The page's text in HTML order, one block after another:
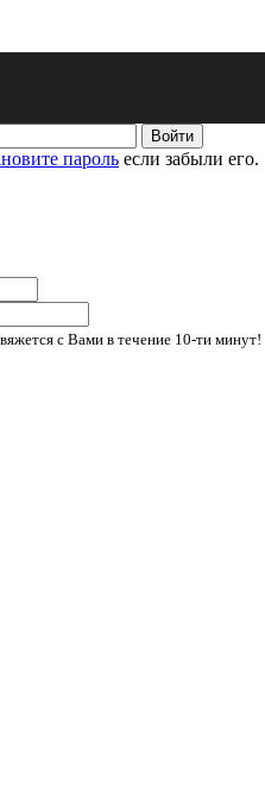
пароль если забыли его.
с Вами в течение 10-ти минут!